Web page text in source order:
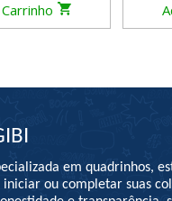
em quadrinhos,
ou completar suas